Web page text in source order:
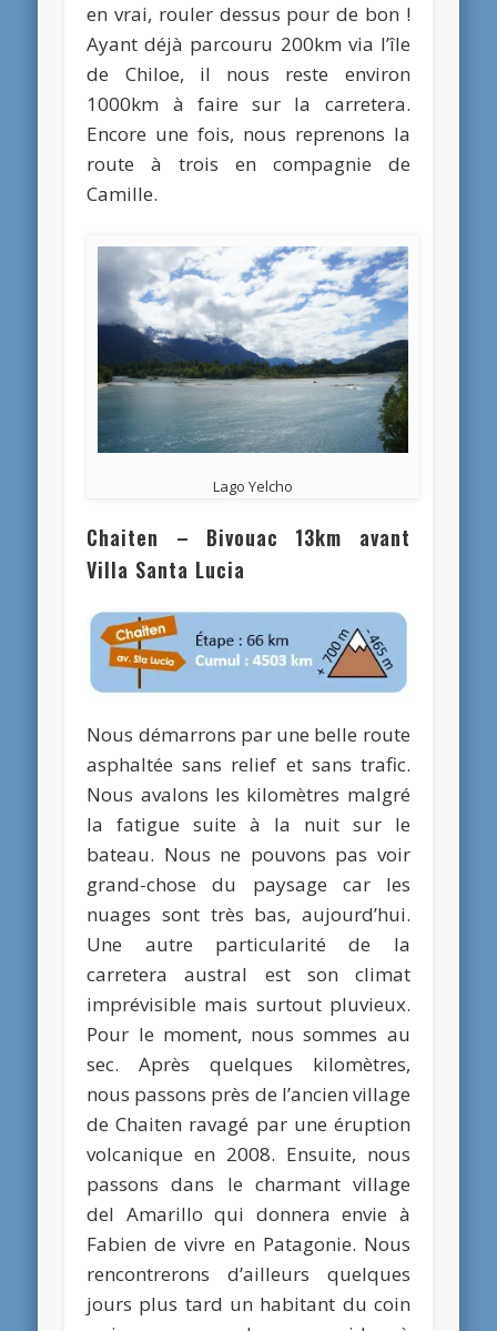
en vrai, rouler dessus pour de bon !
Ayant déjà parcouru 200km via l’île
de Chiloe, il nous reste environ
1000km à faire sur la carretera.
Encore une fois, nous reprenons la
route à trois en compagnie de
Camille.
Lago Yelcho
Chaiten – Bivouac 13km avant
Villa Santa Lucia
Nous démarrons par une belle route
asphaltée sans relief et sans trafic.
Nous avalons les kilomètres malgré
la fatigue suite à la nuit sur le
bateau. Nous ne pouvons pas voir
grand-chose du paysage car les
nuages sont très bas, aujourd’hui.
Une autre particularité de la
carretera austral est son climat
imprévisible mais surtout pluvieux.
Pour le moment, nous sommes au
sec. Après quelques kilomètres,
nous passons près de l’ancien village
de Chaiten ravagé par une éruption
volcanique en 2008. Ensuite, nous
passons dans le charmant village
del Amarillo qui donnera envie à
Fabien de vivre en Patagonie. Nous
rencontrerons d’ailleurs quelques
jours plus tard un habitant du coin